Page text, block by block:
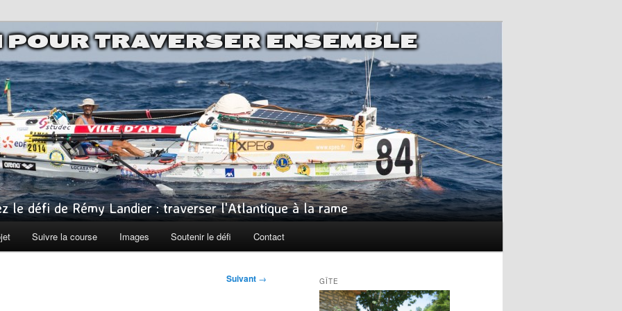
POUR TRAVERSER ENSEMBLE
le défi de Rémy Landier : traverser l'Atlantique à la rame
Suivre la course Images Soutenir le défi Contact
Suivant → GÎTE